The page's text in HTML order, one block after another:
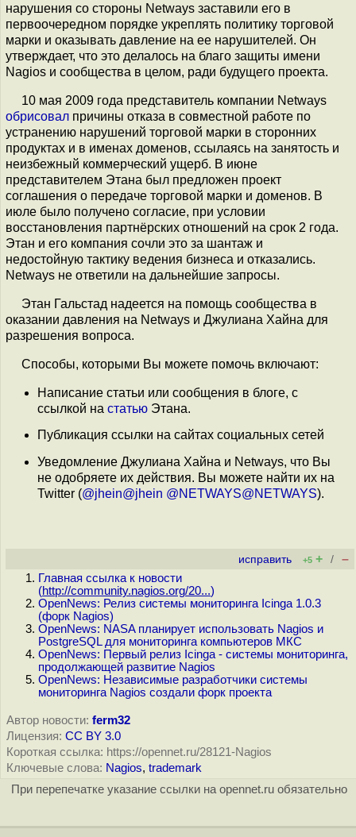
нарушения со стороны Netways заставили его в
первоочередном порядке укреплять политику торговой
марки и оказывать давление на ее нарушителей. Он
утверждает, что это делалось на благо защиты имени
Nagios и сообщества в целом, ради будущего проекта.
10 мая 2009 года представитель компании Netways
обрисовал причины отказа в совместной работе по
устранению нарушений торговой марки в сторонних
продуктах и в именах доменов, ссылаясь на занятость и
неизбежный коммерческий ущерб. В июне
представителем Этана был предложен проект
соглашения о передаче торговой марки и доменов. В
июле было получено согласие, при условии
восстановления партнёрских отношений на срок 2 года.
Этан и его компания сочли это за шантаж и
недостойную тактику ведения бизнеса и отказались.
Netways не ответили на дальнейшие запросы.
Этан Гальстад надеется на помощь сообщества в
оказании давления на Netways и Джулиана Хайна для
разрешения вопроса.
Способы, которыми Вы можете помочь включают:
Написание статьи или сообщения в блоге, с
ссылкой на статью Этана.
Публикация ссылки на сайтах социальных сетей
Уведомление Джулиана Хайна и Netways, что Вы
не одобряете их действия. Вы можете найти их на
Twitter (@jhein@jhein @NETWAYS@NETWAYS).
исправить +5 + / –
Главная ссылка к новости
(http://community.nagios.org/20...)
OpenNews: Релиз системы мониторинга Icinga 1.0.3
(форк Nagios)
OpenNews: NASA планирует использовать Nagios и
PostgreSQL для мониторинга компьютеров МКС
OpenNews: Первый релиз Icinga - системы мониторинга,
продолжающей развитие Nagios
OpenNews: Независимые разработчики системы
мониторинга Nagios создали форк проекта
Автор новости: ferm32
Лицензия: CC BY 3.0
Короткая ссылка: https://opennet.ru/28121-Nagios
Ключевые слова: Nagios, trademark
При перепечатке указание ссылки на opennet.ru обязательно